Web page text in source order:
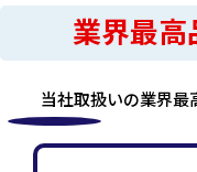
業界最高
当社取扱いの業界最